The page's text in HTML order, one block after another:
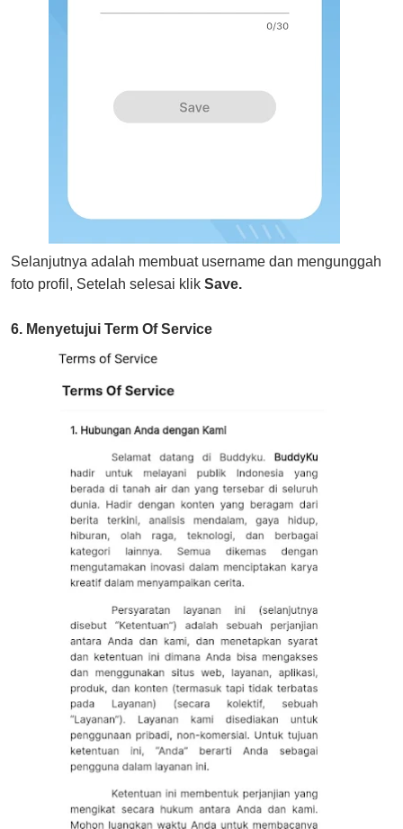
Selanjutnya adalah membuat username dan mengunggah
foto profil, Setelah selesai klik Save.
6. Menyetujui Term Of Service